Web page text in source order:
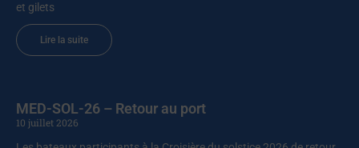
et gilets
Lire la suite
MED-SOL-26 – Retour au port
10 juillet 2026